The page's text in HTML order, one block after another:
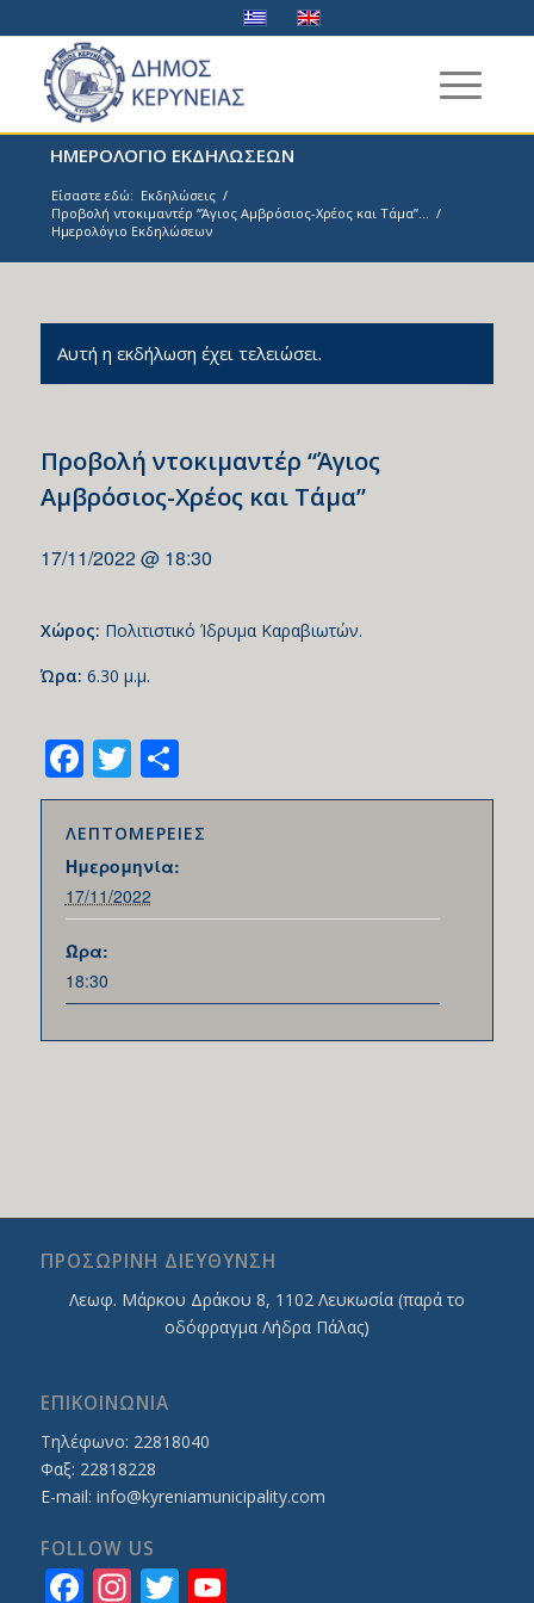
ΗΜΕΡΟΛΟΓΙΟ ΕΚΔΗΛΩΣΕΩΝ
Είσαστε εδώ: Εκδηλώσεις /
Προβολή ντοκιμαντέρ “Άγιος Αμβρόσιος-Χρέος και Τάμα”... /
Ημερολόγιο Εκδηλώσεων
Αυτή η εκδήλωση έχει τελειώσει.
Προβολή ντοκιμαντέρ “Άγιος
Αμβρόσιος-Χρέος και Τάμα”
17/11/2022 @ 18:30
Χώρος: Πολιτιστικό Ίδρυμα Καραβιωτών.
Ώρα: 6.30 μ.μ.
Facebook
TwitterShare
ΛΕΠΤΟΜΕΡΕΙΕΣ
Ημερομηνία:
17/11/2022
Ώρα:
18:30
ΠΡΟΣΩΡΙΝΗ ΔΙΕΥΘΥΝΣΗ
Λεωφ. Mάρκου Δράκου 8, 1102 Λευκωσία (παρά το
οδόφραγμα Λήδρα Πάλας)
ΕΠΙΚΟΙΝΩΝΙΑ
Τηλέφωνο: 22818040
Φαξ: 22818228
E-mail: info@kyreniamunicipality.com
FOLLOW US
Facebook
Instagram
Twitter
YouTube